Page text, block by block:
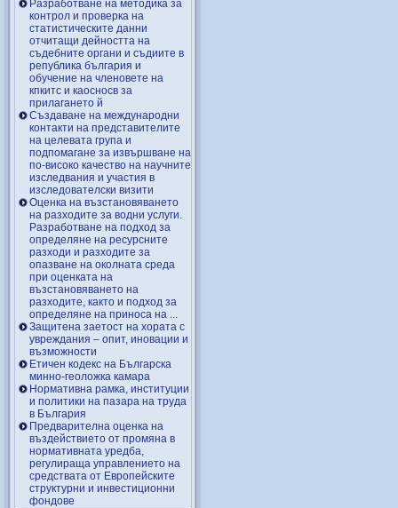
Разработване на методика за
контрол и проверка на
статистическите данни
отчитащи дейността на
съдебните органи и съдиите в
република българия и
обучение на членовете на
кпкитс и каосносв за
прилагането й
Създаване на международни
контакти на представителите
на целевата група и
подпомагане за извършване на
по-високо качество на научните
изследвания и участия в
изследователски визити
Оценка на възстановяването
на разходите за водни услуги.
Разработване на подход за
определяне на ресурсните
разходи и разходите за
опазване на околната среда
при оценката на
възстановяването на
разходите, както и подход за
определяне на приноса на ...
Защитена заетост на хората с
увреждания – опит, иновации и
възможности
Етичен кодекс на Българска
минно-геоложка камара
Нормативна рамка, институции
и политики на пазара на труда
в България
Предварителна оценка на
въздействието от промяна в
нормативната уредба,
регулираща управлението на
средствата от Европейските
структурни и инвестиционни
фондове